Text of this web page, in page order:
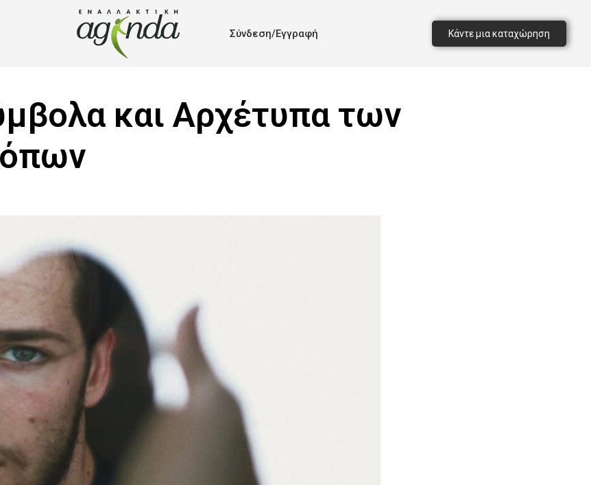
Σύνδεση/Εγγραφή Κάντε μια καταχώρηση
και Αρχέτυπα των